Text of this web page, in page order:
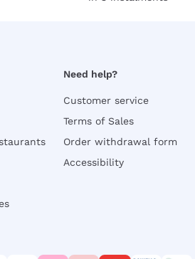
Need help?
Customer service
Terms of Sales
Order withdrawal form
Accessibility